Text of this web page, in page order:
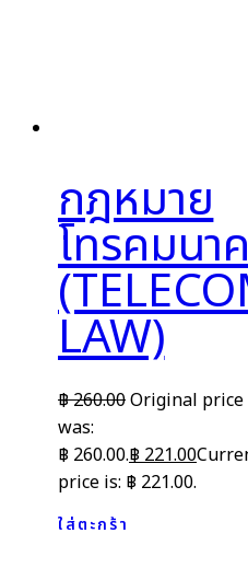
กฎหมาย
โทรคมนา
LAW)
฿260.00Original price
was:
฿ 260.00.฿221.00
price is: ฿ 221.00.
ใส่ตะกร้า